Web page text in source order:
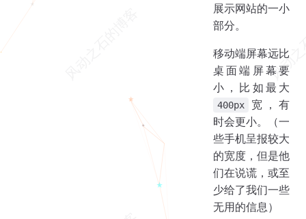
展示网站的一小
部分。
移动端屏幕远比
桌面端屏幕要
小，比如最大
400px
宽，有
时会更小。（一
些手机呈报较大
的宽度，但是他
们在说谎，或至
少给了我们一些
无用的信息）